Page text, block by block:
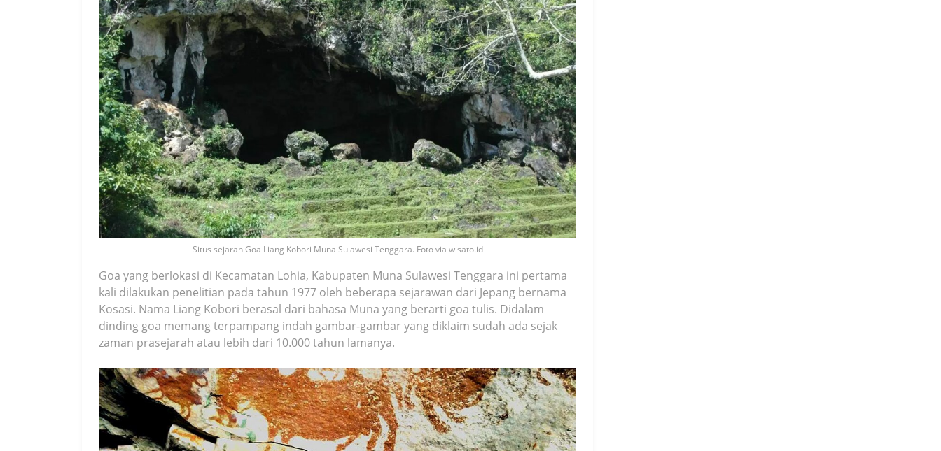
Situs sejarah Goa Liang Kobori Muna Sulawesi Tenggara. Foto via wisato.id
Goa yang berlokasi di Kecamatan Lohia, Kabupaten Muna Sulawesi Tenggara ini pertama
kali dilakukan penelitian pada tahun 1977 oleh beberapa sejarawan dari Jepang bernama
Kosasi. Nama Liang Kobori berasal dari bahasa Muna yang berarti goa tulis. Didalam
dinding goa memang terpampang indah gambar-gambar yang diklaim sudah ada sejak
zaman prasejarah atau lebih dari 10.000 tahun lamanya.